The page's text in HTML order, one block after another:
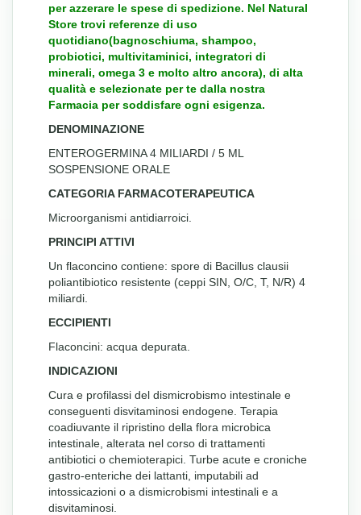
per azzerare le spese di spedizione. Nel Natural
Store trovi referenze di uso
quotidiano(bagnoschiuma, shampoo,
probiotici, multivitaminici, integratori di
minerali, omega 3 e molto altro ancora), di alta
qualità e selezionate per te dalla nostra
Farmacia per soddisfare ogni esigenza.
DENOMINAZIONE
ENTEROGERMINA 4 MILIARDI / 5 ML
SOSPENSIONE ORALE
CATEGORIA FARMACOTERAPEUTICA
Microorganismi antidiarroici.
PRINCIPI ATTIVI
Un flaconcino contiene: spore di Bacillus clausii
poliantibiotico resistente (ceppi SIN, O/C, T, N/R) 4
miliardi.
ECCIPIENTI
Flaconcini: acqua depurata.
INDICAZIONI
Cura e profilassi del dismicrobismo intestinale e
conseguenti disvitaminosi endogene. Terapia
coadiuvante il ripristino della flora microbica
intestinale, alterata nel corso di trattamenti
antibiotici o chemioterapici. Turbe acute e croniche
gastro-enteriche dei lattanti, imputabili ad
intossicazioni o a dismicrobismi intestinali e a
disvitaminosi.